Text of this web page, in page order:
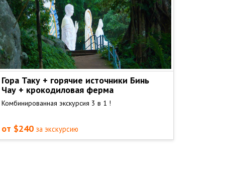
Гора Таку + горячие источники Бинь
Чау + крокодиловая ферма
Комбинированная экскурсия 3 в 1 !
от $240 за экскурсию